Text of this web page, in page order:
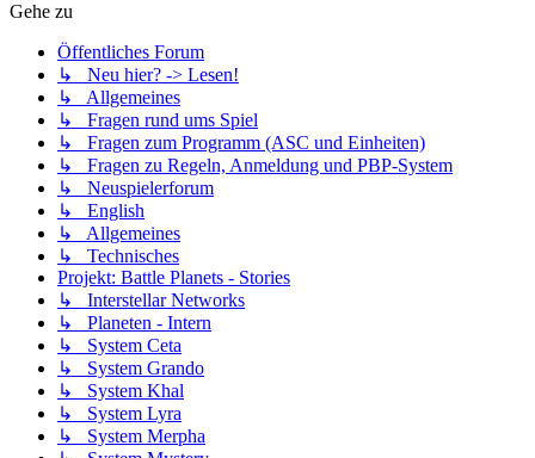
Gehe zu
Öffentliches Forum
↳ Neu hier? -> Lesen!
↳ Allgemeines
↳ Fragen rund ums Spiel
↳ Fragen zum Programm (ASC und Einheiten)
↳ Fragen zu Regeln, Anmeldung und PBP-System
↳ Neuspielerforum
↳ English
↳ Allgemeines
↳ Technisches
Projekt: Battle Planets - Stories
↳ Interstellar Networks
↳ Planeten - Intern
↳ System Ceta
↳ System Grando
↳ System Khal
↳ System Lyra
↳ System Merpha